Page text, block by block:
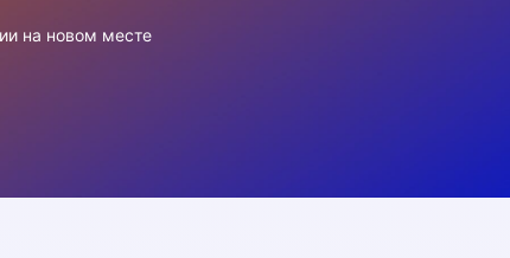
на новом месте